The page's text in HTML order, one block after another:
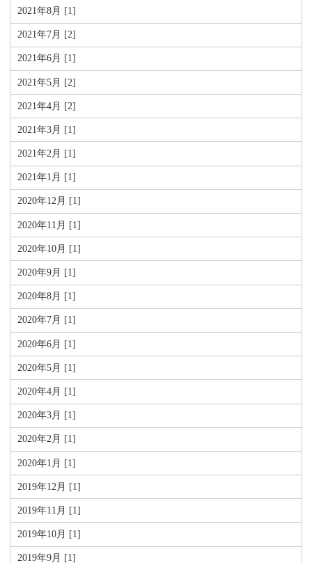
2021年8月 [1]
2021年7月 [2]
2021年6月 [1]
2021年5月 [2]
2021年4月 [2]
2021年3月 [1]
2021年2月 [1]
2021年1月 [1]
2020年12月 [1]
2020年11月 [1]
2020年10月 [1]
2020年9月 [1]
2020年8月 [1]
2020年7月 [1]
2020年6月 [1]
2020年5月 [1]
2020年4月 [1]
2020年3月 [1]
2020年2月 [1]
2020年1月 [1]
2019年12月 [1]
2019年11月 [1]
2019年10月 [1]
2019年9月 [1]